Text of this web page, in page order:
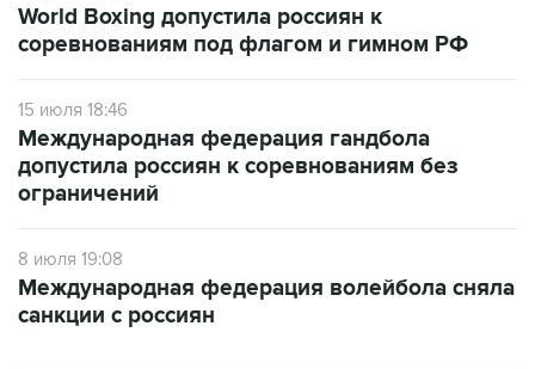
World Boxing допустила россиян к
соревнованиям под флагом и гимном РФ
15 июля 18:46
Международная федерация гандбола
допустила россиян к соревнованиям без
ограничений
8 июля 19:08
Международная федерация волейбола сняла
санкции с россиян